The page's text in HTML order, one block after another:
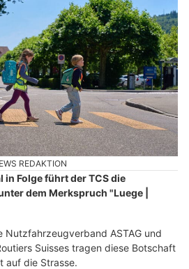
REDAKTION
in Folge führt der TCS die
dem Merkspruch "Luege |
Nutzfahrzeugverband ASTAG und
Suisses tragen diese Botschaft
auf die Strasse.